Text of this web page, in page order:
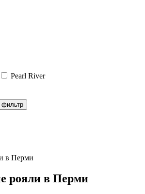
Pearl River
фильтр
в Перми
рояли в Перми